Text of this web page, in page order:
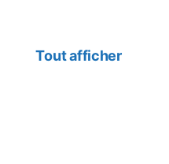
Tout afficher